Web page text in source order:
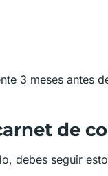
3 meses antes
de
debes seguir